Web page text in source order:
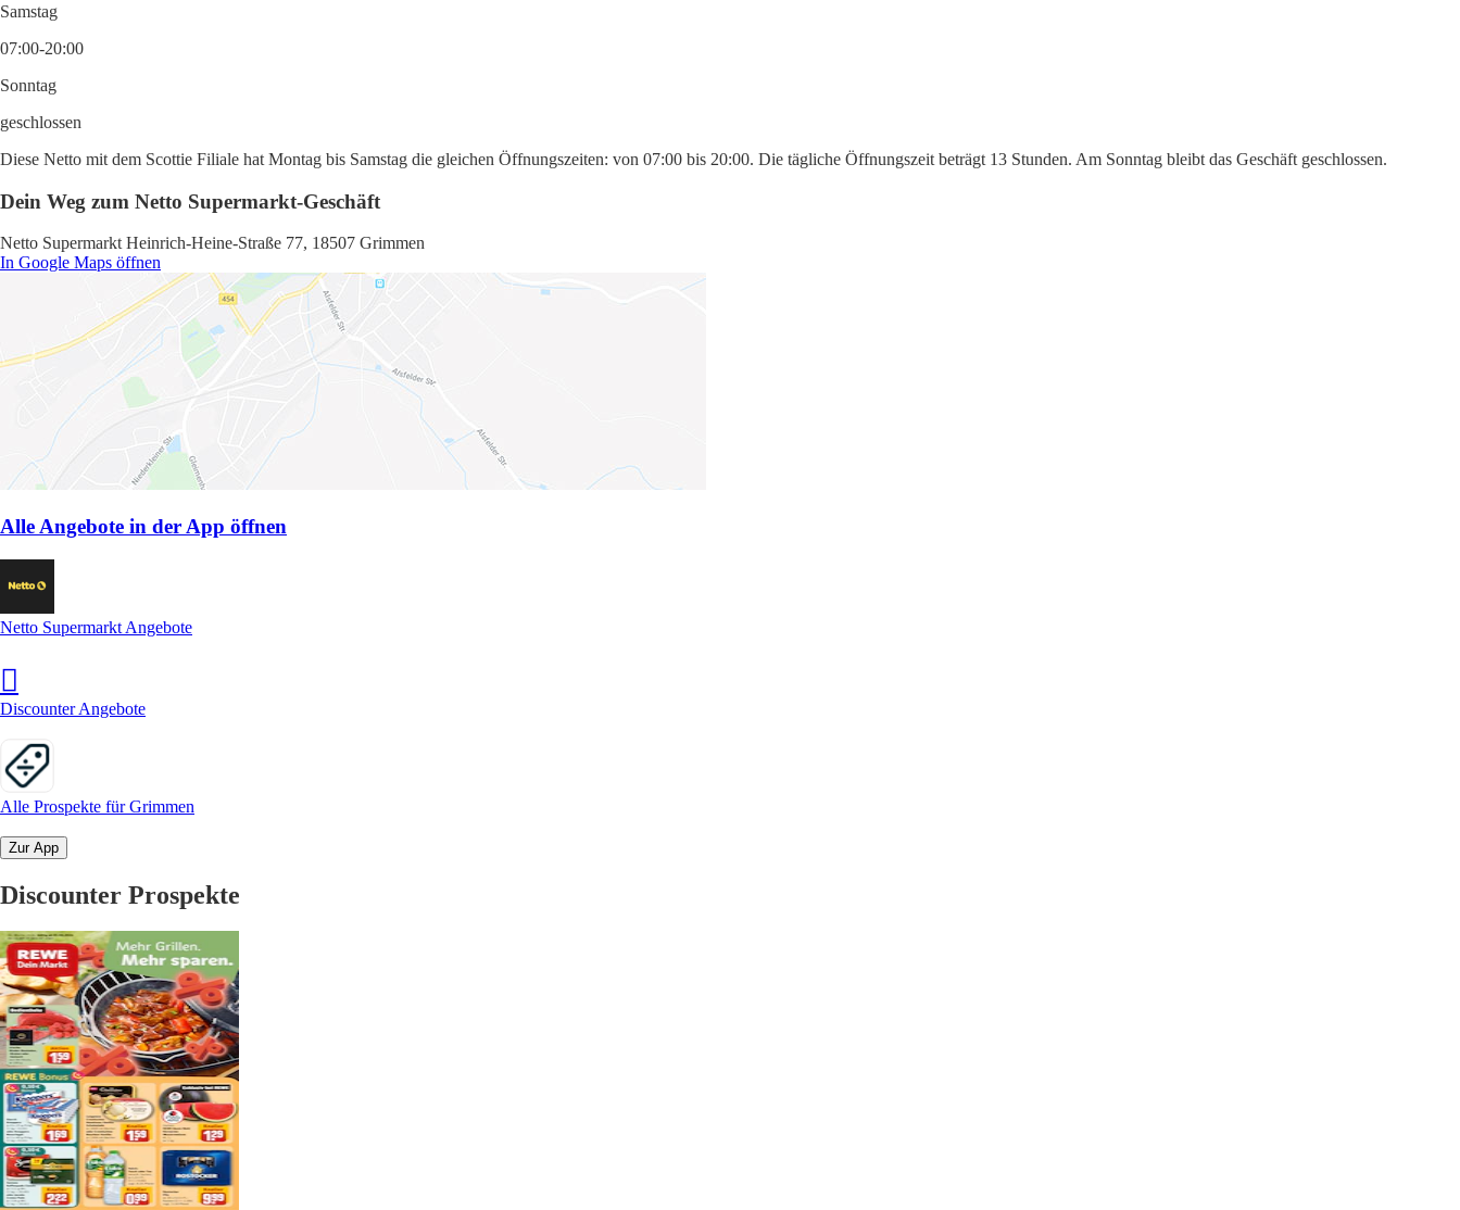
Samstag
07:00-20:00
Sonntag
geschlossen
Diese Netto mit dem Scottie Filiale hat Montag bis Samstag die gleichen Öffnungszeiten: von 07:00 bis 20:00. Die tägliche Öffnungszeit beträgt 13 Stunden. Am Sonntag bleibt das Geschäft geschlossen.
Dein Weg zum Netto Supermarkt-Geschäft
Netto Supermarkt Heinrich-Heine-Straße 77, 18507 Grimmen
In Google Maps öffnen
Alle Angebote in der App öffnen
Netto Supermarkt Angebote
Discounter Angebote
Alle Prospekte für Grimmen
Zur App
Discounter Prospekte